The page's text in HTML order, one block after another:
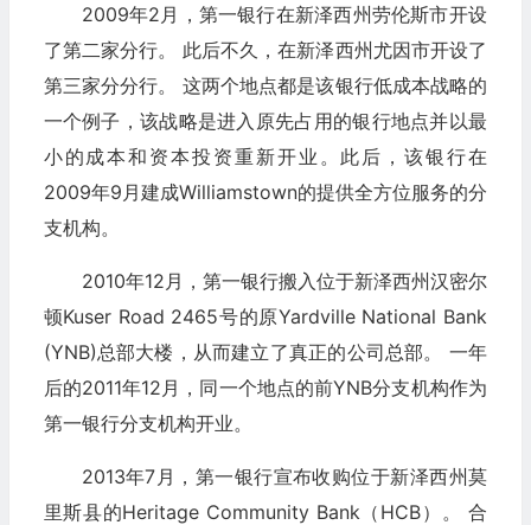
2009年2月，第一银行在新泽西州劳伦斯市开设
了第二家分行。 此后不久，在新泽西州尤因市开设了
第三家分分行。 这两个地点都是该银行低成本战略的
一个例子，该战略是进入原先占用的银行地点并以最
小的成本和资本投资重新开业。此后，该银行在
2009年9月建成Williamstown的提供全方位服务的分
支机构。
2010年12月，第一银行搬入位于新泽西州汉密尔
顿Kuser Road 2465号的原Yardville National Bank
(YNB)总部大楼，从而建立了真正的公司总部。 一年
后的2011年12月，同一个地点的前YNB分支机构作为
第一银行分支机构开业。
2013年7月，第一银行宣布收购位于新泽西州莫
里斯县的Heritage Community Bank（HCB）。 合